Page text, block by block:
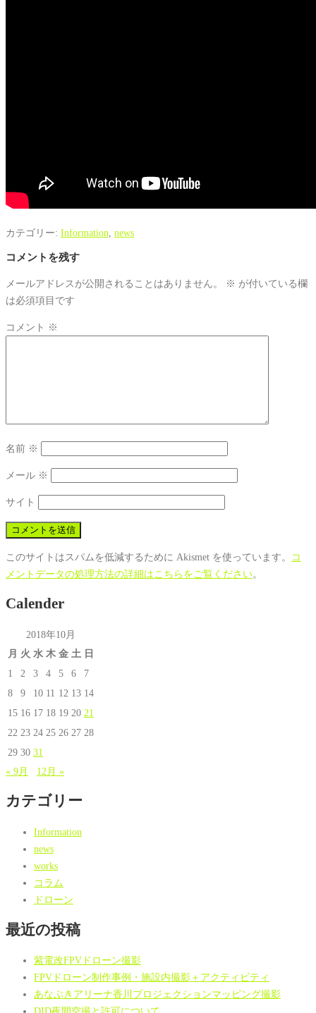
カテゴリー: Information news
コメントを残す
メールアドレスが公開されることはありません。 ※ が付いている欄
は必須項目です
コメント ※
名前 ※
メール ※
サイト
このサイトはスパムを低減するために Akismet を使っています。
コ
メントデータの処理方法の詳細はこちらをご覧ください。
Calender
2018年10月
月 火 水 木 金 土 日
1
2 3 4 5 6
7
8
9 10 11 12 13 14
15 16 17 18 19 20 21
22 23 24 25 26 27 28
29 30 31
« 9月
12月 »
カテゴリー
Information
news
works
コラム
ドローン
最近の投稿
紫電改FPVドローン撮影
FPVドローン制作事例・施設内撮影＋アクティビティ
あなぶきアリーナ香川プロジェクションマッピング撮影